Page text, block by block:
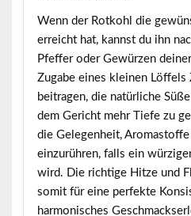
Wenn der Rotkohl die
erreicht hat, kannst du ihn
Pfeffer oder Gewürzen
Zugabe eines kleinen Löffels
beitragen, die natürliche
dem Gericht mehr Tiefe zu
die Gelegenheit,
einzurühren, falls ein
wird. Die richtige Hitze und
somit für eine perfekte
harmonisches